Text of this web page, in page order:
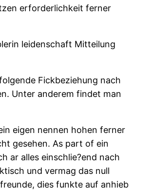
erforderlichkeit ferner
leidenschaft Mitteilung
Fickbeziehung nach
Unter anderem findet man
eigen nennen hohen ferner
gesehen. As part of ein
ar alles einschlie?end nach
und vermag das null
dies funkte auf anhieb